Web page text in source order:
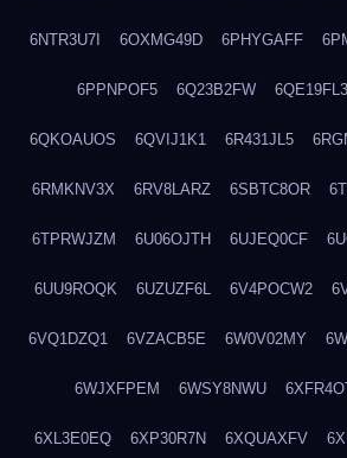
6NTR3U7I 6OXMG49D 6PHYGAFF
6PPNPOF5 6Q23B2FW 6QE19FL3
6QKOAUOS 6QVIJ1K1 6R431JL5
6RMKNV3X 6RV8LARZ 6SBTC8OR
6TPRWJZM 6U06OJTH 6UJEQ0CF
6UU9ROQK 6UZUZF6L 6V4POCW2
6VQ1DZQ1 6VZACB5E 6W0V02MY
6WJXFPEM 6WSY8NWU
6XL3E0EQ 6XP30R7N 6XQUAXFV